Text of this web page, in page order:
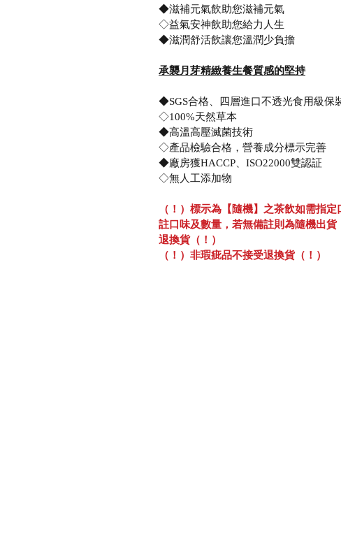
◆滋補元氣飲助您滋補元氣
◇益氣安神飲助您給力人生
◆滋潤舒活飲讓您溫潤少負擔
承襲月芽精緻養生餐質感的堅持
◆SGS合格、四層進口不透光食用級保
◇100%天然草本
◆高溫高壓滅菌技術
◇產品檢驗合格，營養成分標示完善
◆廠房獲HACCP、ISO22000雙認証
◇無人工添加物
（！）標示為【隨機】之茶飲如需指
註口味及數量，若無備註則為隨機出
退換貨（！）
（！）非瑕疵品不接受退換貨（！）